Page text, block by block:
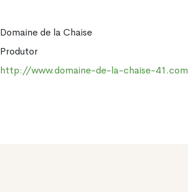
Domaine de la Chaise
Produtor
http://www.domaine-de-la-chaise-41.com